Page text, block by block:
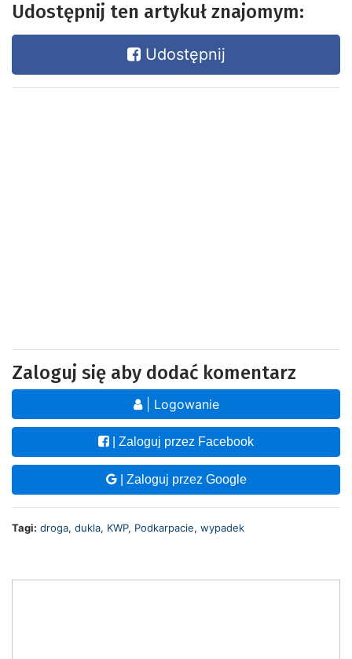
Udostępnij ten artykuł znajomym:
Udostępnij
Zaloguj się aby dodać komentarz
| Logowanie
| Zaloguj przez Facebook
| Zaloguj przez Google
Tagi: droga, dukla, KWP, Podkarpacie, wypadek